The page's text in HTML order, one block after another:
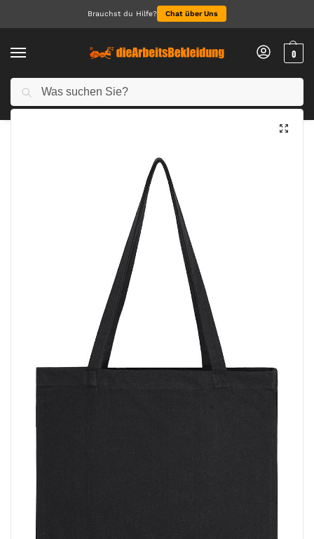
Brauchst du Hilfe? Chat über Uns
0
Start Accessoires / Taschen & Accessoires